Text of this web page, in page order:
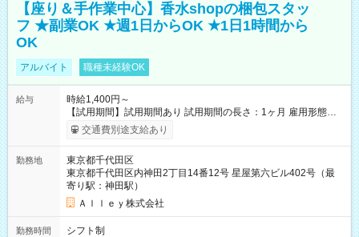
【座り＆手作業中心】香水shopの梱包スタッ
フ ★副業OK ★週1日からOK ★1日1時間から
OK
アルバイト 職種未経験OK
給与
時給1,400円～
【試用期間】試用期間あり 試用期間の長さ：1ヶ月 雇用形態、
給与は本採用時と同じです。
交通費別途支給あり
勤務地
東京都千代田区
東京都千代田区内神田2丁目14番12号 星屋第六ビル402号（最
寄り駅：神田駅）
Ａｌｌｅｙ株式会社
勤務時間
シフト制